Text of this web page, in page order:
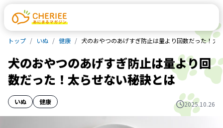
トップ いぬ 健康 犬のおやつのあげすぎ防止は量より回数だった！太
犬のおやつのあげすぎ防止は量より回
数だった！太らせない秘訣とは
いぬ 健康 2025.10.26